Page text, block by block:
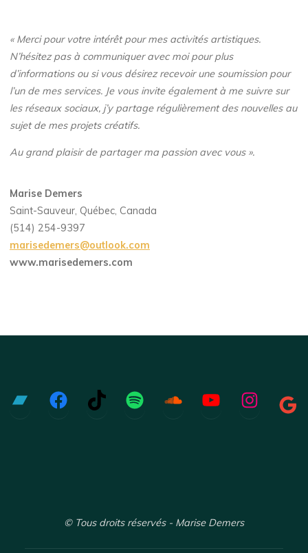
« Merci pour votre intérêt pour mes activités artistiques.
N’hésitez pas à communiquer avec moi pour plus
d’informations ou si vous désirez recevoir une soumission pour
l’un de mes services. Je vous invite également à me suivre sur
les réseaux sociaux, j’y partage régulièrement des nouvelles au
sujet de mes projets créatifs.
Au grand plaisir de partager ma passion avec vous ».
Marise Demers
Saint-Sauveur, Québec, Canada
(514) 254-9397
marisedemers@outlook.com
www.marisedemers.com
Bandcamp
FacebookTikTokSpotifySoundcloud
YouTube
© Tous droits réservés - Marise Demers